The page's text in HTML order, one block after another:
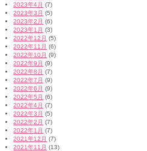
2023年4月 (7)
2023年3月 (5)
2023年2月 (6)
2023年1月 (3)
2022年12月 (5)
2022年11月 (6)
2022年10月 (9)
2022年9月 (9)
2022年8月 (7)
2022年7月 (9)
2022年6月 (9)
2022年5月 (6)
2022年4月 (7)
2022年3月 (5)
2022年2月 (7)
2022年1月 (7)
2021年12月 (7)
2021年11月 (13)